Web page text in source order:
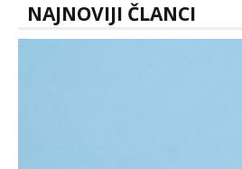
NAJNOVIJI ČLANCI